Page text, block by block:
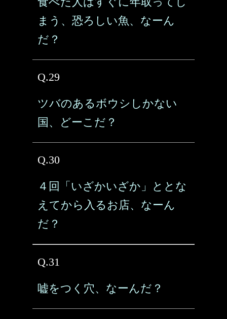
まう、恐ろしい魚、なーん
だ？
Q.29
ツバのあるボウシしかない
国、どーこだ？
Q.30
４回「いざかいざか」ととな
えてから入るお店、なーん
だ？
Q.31
嘘をつく穴、なーんだ？